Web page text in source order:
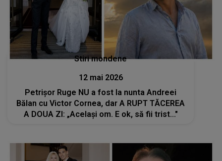
Stiri mondene
12 mai 2026
Petrișor Ruge NU a fost la nunta Andreei
Bălan cu Victor Cornea, dar A RUPT TĂCEREA
A DOUA ZI: „Același om. E ok, să fii trist..."